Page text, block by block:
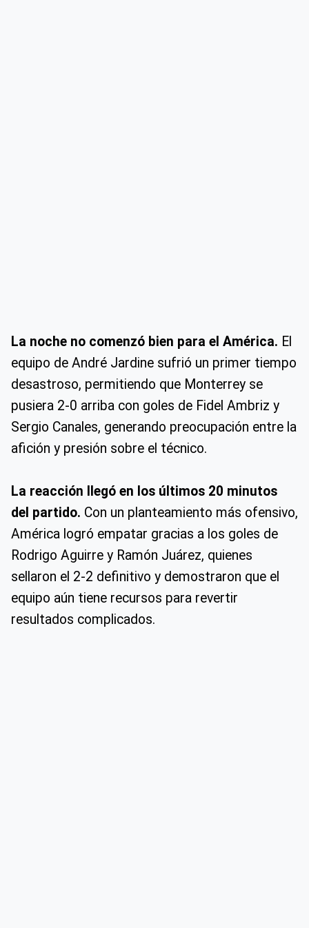
La noche no comenzó bien para el América. El
equipo de André Jardine sufrió un primer tiempo
desastroso, permitiendo que Monterrey se
pusiera 2-0 arriba con goles de Fidel Ambriz y
Sergio Canales, generando preocupación entre la
afición y presión sobre el técnico.
La reacción llegó en los últimos 20 minutos
del partido. Con un planteamiento más ofensivo,
América logró empatar gracias a los goles de
Rodrigo Aguirre y Ramón Juárez, quienes
sellaron el 2-2 definitivo y demostraron que el
equipo aún tiene recursos para revertir
resultados complicados.